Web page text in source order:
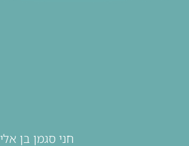
חני סגמן בן אלי M.A